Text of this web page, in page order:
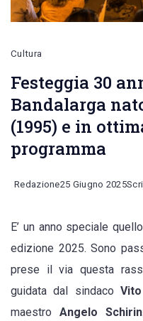
Cultura
Festeggia 30
Bandalarga
(1995) e in
programma
Redazione25 Giugno 2025
E’ un anno speciale
edizione 2025. Sono
prese il via questa
guidata dal sindaco
maestro Angelo